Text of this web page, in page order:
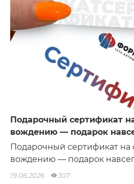
Подарочный сертификат
вождению — подарок
Подарочный сертификат на
вождению — подарок
19.06.2026 307